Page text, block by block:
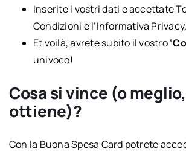
Inserite i vostri dati e accettate
Condizioni e l’Informativa Privacy.
Et voilà, avrete subito il vostro
univoco!
Cosa si vince (o
ottiene)?
Con la Buona Spesa Card potrete